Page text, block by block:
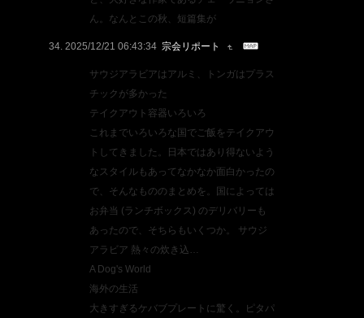
ん。なんとこの秋、短篇集が
2025/12/21 06:43:34 宗会リポート
サウジアラビアはアルミ、トンガはプラス
チックが多かった
テイクアウト容器いろいろ
これまでいろいろな国でご飯をテイクアウ
トしてきました。日本ではあり得ないよう
なスタイルもあってなかなか面白かったの
で、そんなもののまとめを。国によっては
お弁当 (ランチボックス) のデリバリーも
あったので、そちらもいくつか。 サウジ
アラビア 熱々の炊き込…
A Dog's World
海外の生活
大きすぎるケバブプレートに驚く。ピタパ